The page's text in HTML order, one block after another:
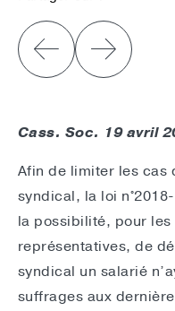
Cass. Soc. 19 avril
Afin de limiter les cas
syndical, la loi
la possibilité, pour
représentatives, de
syndical un salarié
suffrages aux